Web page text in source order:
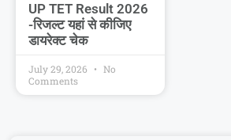
UP TET Result 2026
-रिजल्ट यहां से कीजिए
डायरेक्ट चेक
July 29, 2026
No
Comments